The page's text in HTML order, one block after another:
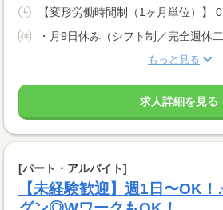
【変形労働時間制（1ヶ月単位）】
・月9日休み（シフト制／完全週休二
もっと見る
求人詳細を見る
[パート・アルバイト]
【未経験歓迎】週1日〜OK